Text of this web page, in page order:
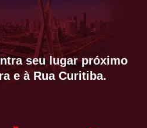
seu lugar próximo
e à Rua Curitiba.